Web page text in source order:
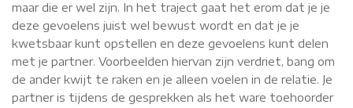
maar die er wel zijn. In het traject gaat het erom dat je je
deze gevoelens juist wel bewust wordt en dat je je
kwetsbaar kunt opstellen en deze gevoelens kunt delen
met je partner. Voorbeelden hiervan zijn verdriet, bang om
de ander kwijt te raken en je alleen voelen in de relatie. Je
partner is tijdens de gesprekken als het ware toehoorder